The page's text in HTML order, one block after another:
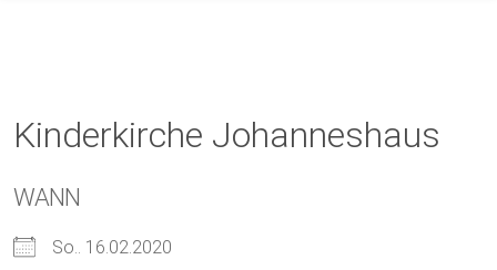
Kinderkirche Johanneshaus
WANN
So.. 16.02.2020